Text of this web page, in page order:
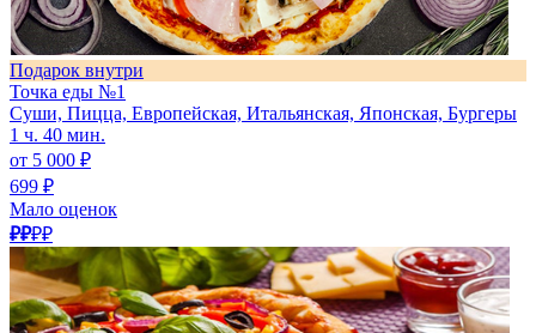
Подарок внутри
Точка еды №1
Суши, Пицца, Европейская, Итальянская, Японская, Бургеры
1 ч. 40 мин.
от 5 000 ₽
699 ₽
Мало оценок
₽₽₽₽